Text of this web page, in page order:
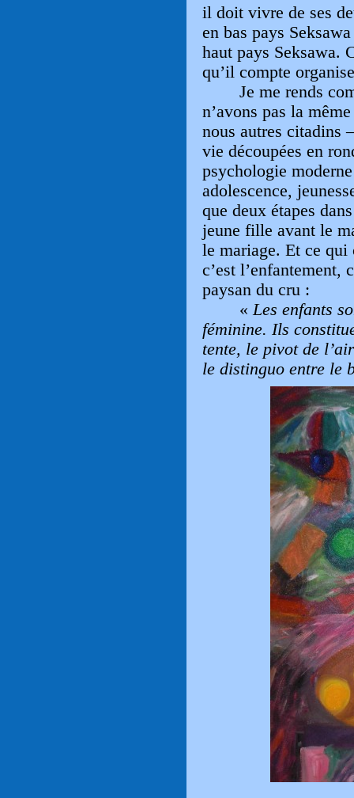
il doit vivre de ses
en bas pays
haut pays Seksawa.
qu’il compte
Je me rends
n’avons pas la
nous autres citadins
vie découpées en
psychologie
adolescence,
que deux étapes
jeune fille avant le
le mariage. Et ce qui
c’est l’enfantement,
paysan du cru :
«Les enfants
féminine. Ils
tente, le pivot de l’
le distinguo entre le